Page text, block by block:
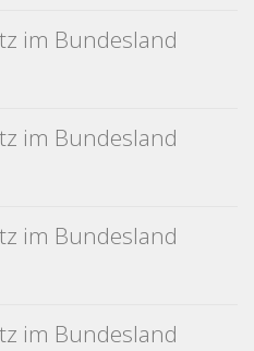
im Bundesland
im Bundesland
im Bundesland
im Bundesland